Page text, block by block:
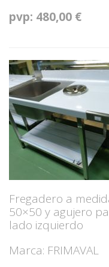
pvp: 480,00 €
Fregadero a
50×50 y agujero
lado izquierdo
Marca: FRIMAVAL